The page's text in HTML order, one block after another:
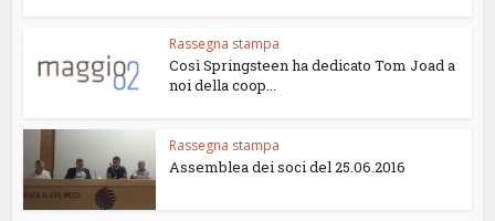
Rassegna stampa
Così Springsteen ha dedicato Tom Joad a
noi della coop...
Rassegna stampa
Assemblea dei soci del 25.06.2016